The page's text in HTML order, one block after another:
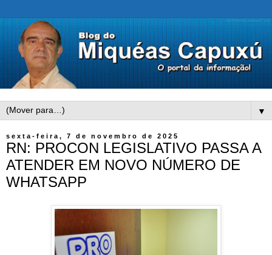
▼
sexta-feira, 7 de novembro de 2025
RN: PROCON LEGISLATIVO PASSA A
ATENDER EM NOVO NÚMERO DE
WHATSAPP